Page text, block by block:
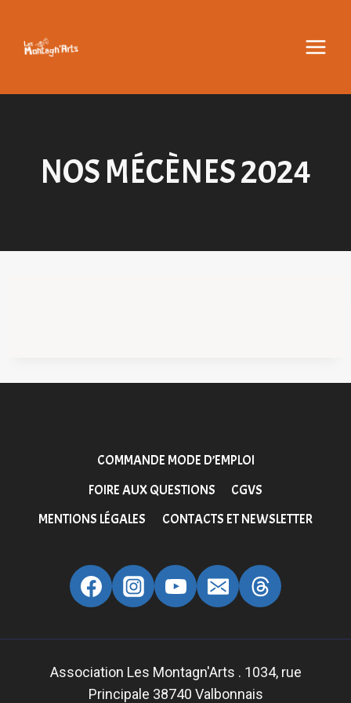
contenu
NOS MÉCÈNES 2024
COMMANDE MODE D’EMPLOI
FOIRE AUX QUESTIONS
CGVS
MENTIONS LÉGALES
CONTACTS ET NEWSLETTER
Association Les Montagn'Arts . 1034, rue
Principale 38740 Valbonnais